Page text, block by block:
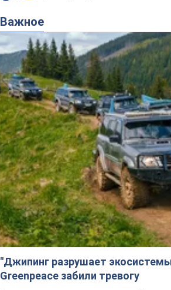
Важное
"Джипинг разрушает
Greenpeace забили тревогу